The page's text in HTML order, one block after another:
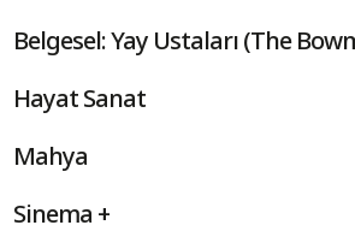
Belgesel: Yay Ustaları (The
Hayat Sanat
Mahya
Sinema +